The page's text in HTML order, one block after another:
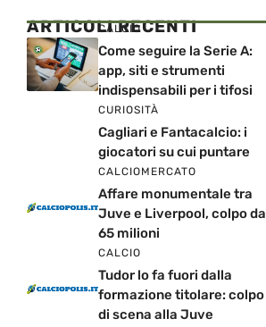
ARTICOLI RECENTI
CALCIO
Come seguire la Serie A:
app, siti e strumenti
indispensabili per i tifosi
CURIOSITÀ
Cagliari e Fantacalcio: i
giocatori su cui puntare
CALCIOMERCATO
Affare monumentale tra
Juve e Liverpool, colpo da
65 milioni
CALCIO
Tudor lo fa fuori dalla
formazione titolare: colpo
di scena alla Juve